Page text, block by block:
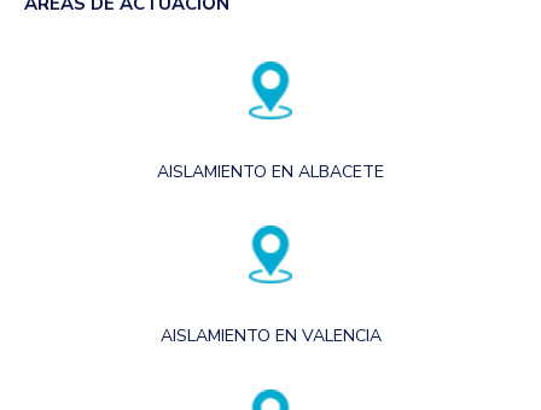
AISLAMIENTO EN ALBACETE
AISLAMIENTO EN VALENCIA